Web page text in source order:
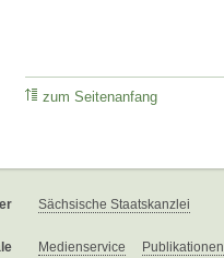
zum Seitenanfang
Sächsische Staatskanzlei
Medienservice Publikationen